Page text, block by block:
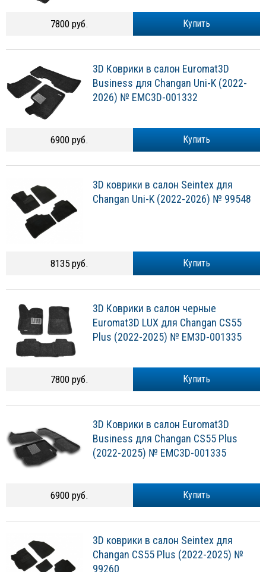
Купить
7800 руб.
3D Коврики в салон Euromat3D
Business для Changan Uni-K (2022-
2026) № EMC3D-001332
Купить
6900 руб.
3D коврики в салон Seintex для
Changan Uni-K (2022-2026) № 99548
Купить
8135 руб.
3D Коврики в салон черные
Euromat3D LUX для Changan CS55
Plus (2022-2025) № EM3D-001335
Купить
7800 руб.
3D Коврики в салон Euromat3D
Business для Changan CS55 Plus
(2022-2025) № EMC3D-001335
Купить
6900 руб.
3D коврики в салон Seintex для
Changan CS55 Plus (2022-2025) №
99260